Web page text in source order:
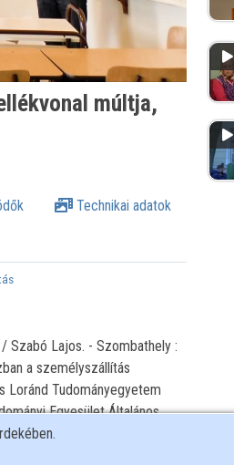
múltja,
Technikai adatok
Szabó Lajos. - Szombathely :
a személyszállítás
Loránd Tudományegyetem
Egyesület Általános